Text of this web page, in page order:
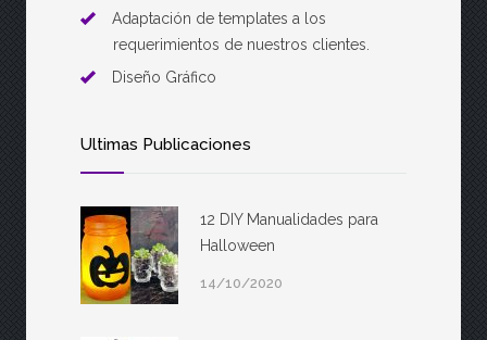
Adaptación de templates a los
requerimientos de nuestros clientes.
Diseño Gráfico
Ultimas Publicaciones
12 DIY Manualidades para
Halloween
14/10/2020